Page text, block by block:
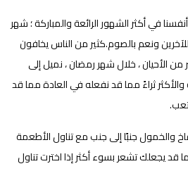
في أكثر الشهور الرائعة والمباركة ؛ شهر
ونعم بالصوم.كثير من الناس يخافون
الأحيان ، خلال شهر رمضان ، نميل إلى
ثراءً مما قد نفعله في العادة مما قد
والخمول جنبًا إلى جنب مع تناول الأطعمة
يجعلك تشعر بسوء أكثر إذا اخترت تناول